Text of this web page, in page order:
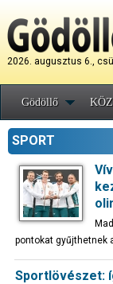
2026. augusztus 6.,
Gödöllő
SPORT
pontokat gyűjthetnek
Sportlövészet: